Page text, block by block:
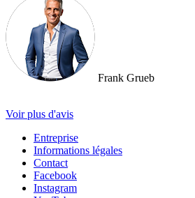
Frank Grueb
Voir plus d'avis
Entreprise
Informations légales
Contact
Facebook
Instagram